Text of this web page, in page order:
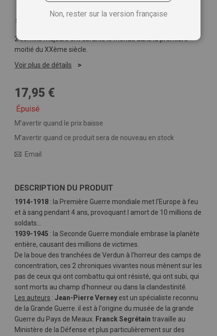
Soyez le premier à commenter ce produit
2 conflits majeurs ont ébranlé le monde dans la première
moitié du XXème siècle.
Voir plus de détails
17,95 €
Épuisé
M’avertir quand le prix baisse
M’avertir quand ce produit sera de nouveau en stock
Email
DESCRIPTION DU PRODUIT
1914-1918 : la Première Guerre mondiale met l'Europe à feu
et à sang pendant 4 ans, provoquant l amort de 10 millions de
soldats...
1939-1945 : la Seconde Guerre mondiale embrase la planète
entière, causant des millions de victimes.
De la boue des tranchées de Verdun à l'horreur des camps de
concentration, ces 2 chroniques vivantes nous mènent sur les
pas de ceux qui ont combattu qui ont résisté, qui ont subi, qui
sont morts au champ d'honneur ou dans la clandestinité.
Les auteurs : Jean-Pierre Verney est un spécialiste reconnu
de la Grande Guerre. il est à l'origine du musée de la grande
Guerre du Pays de Meaux. Franck Segrétain travaille au
Ministère de la Défense et plus particulièrement sur des
Non, rester sur la version française